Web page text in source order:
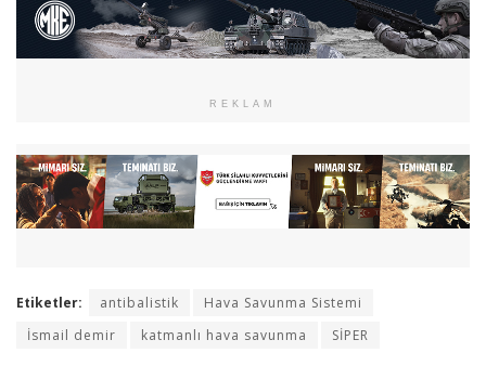
REKLAM
Etiketler: antibalistik
Hava Savunma Sistemi
İsmail demir
katmanlı hava savunma SİPER